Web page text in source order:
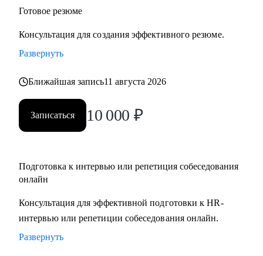
Готовое резюме
Консультация для создания эффективного резюме.
Развернуть
Ближайшая запись11 августа 2026
Записаться 10 000 ₽
Подготовка к интервью или репетиция собеседования
онлайн
Консультация для эффективной подготовки к HR-
интервью или репетиции собеседования онлайн.
Развернуть